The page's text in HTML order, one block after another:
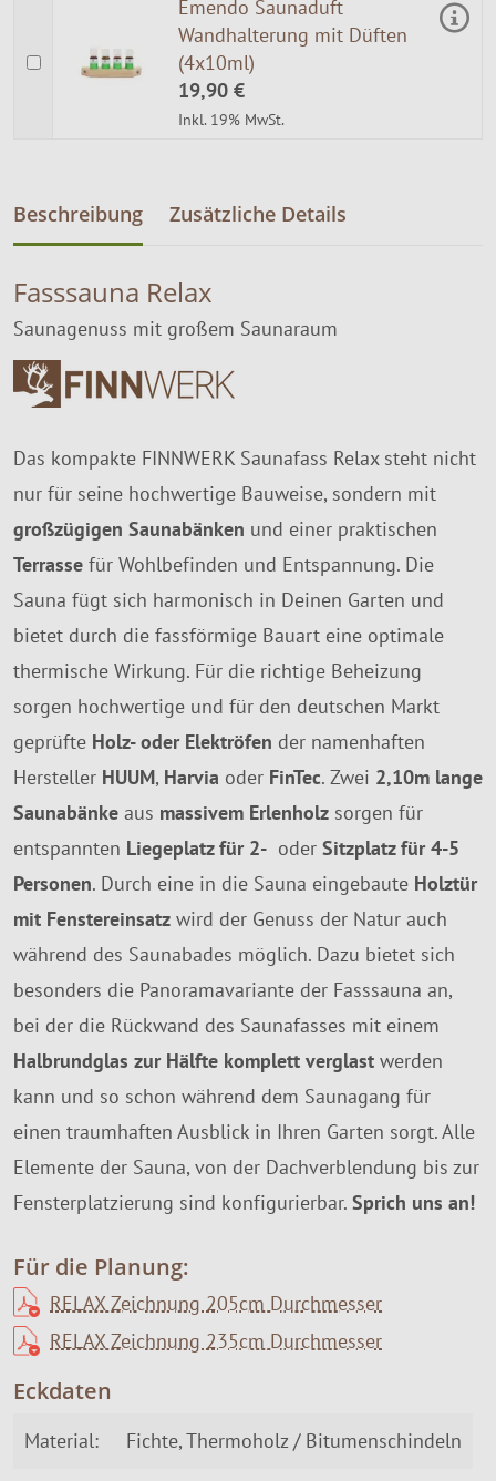
Emendo Saunaduft
Wandhalterung mit Düften
(4x10ml)
19,90 €
Inkl. 19% MwSt.
Beschreibung Zusätzliche Details
Fasssauna Relax
Saunagenuss mit großem Saunaraum
Das kompakte FINNWERK Saunafass Relax steht nicht
nur für seine hochwertige Bauweise, sondern mit
großzügigen Saunabänken und einer praktischen
Terrasse für Wohlbefinden und Entspannung. Die
Sauna fügt sich harmonisch in Deinen Garten und
bietet durch die fassförmige Bauart eine optimale
thermische Wirkung. Für die richtige Beheizung
sorgen hochwertige und für den deutschen Markt
geprüfte Holz- oder Elektröfen der namenhaften
Hersteller HUUM, Harvia oder FinTec. Zwei 2,10m lange
Saunabänke aus massivem Erlenholz sorgen für
entspannten Liegeplatz für 2- oder Sitzplatz für 4-5
Personen. Durch eine in die Sauna eingebaute Holztür
mit Fenstereinsatz wird der Genuss der Natur auch
während des Saunabades möglich. Dazu bietet sich
besonders die Panoramavariante der Fasssauna an,
bei der die Rückwand des Saunafasses mit einem
Halbrundglas zur Hälfte komplett verglast werden
kann und so schon während dem Saunagang für
einen traumhaften Ausblick in Ihren Garten sorgt. Alle
Elemente der Sauna, von der Dachverblendung bis zur
Fensterplatzierung sind konfigurierbar. Sprich uns an!
Für die Planung:
RELAX Zeichnung 205cm Durchmesser
RELAX Zeichnung 235cm Durchmesser
Eckdaten
Material: Fichte, Thermoholz / Bitumenschindeln